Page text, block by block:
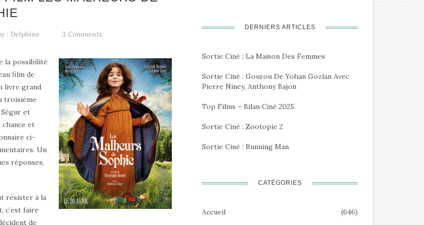
: Delphine 3 Comments
la possibilité
film de
livre grand
troisième
et
et
ci-
Un
réponses,
résister à la
c’est faire
de
DERNIERS ARTICLES
Sortie Ciné : La Maison Des Femmes
Sortie Ciné : Gourou De Yohan Gozlan Avec
Pierre Niney, Anthony Bajon
Top Films – Bilan Ciné 2025
Sortie Ciné : Zootopie 2
Sortie Ciné : Running Man
CATÉGORIES
Accueil (646)